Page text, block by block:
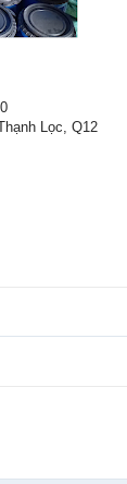
Lọc, Q12